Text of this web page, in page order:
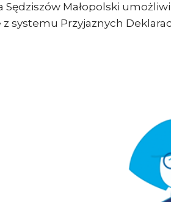
Sędziszów Małopolski
systemu Przyjaznych